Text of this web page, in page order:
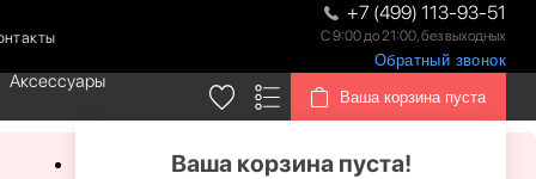
+7 (499) 113-93-51
С 9:00 до 21:00, без выходных
Обратный звонок
Аксессуары
Ваша корзина пуста
Ваша корзина пуста!